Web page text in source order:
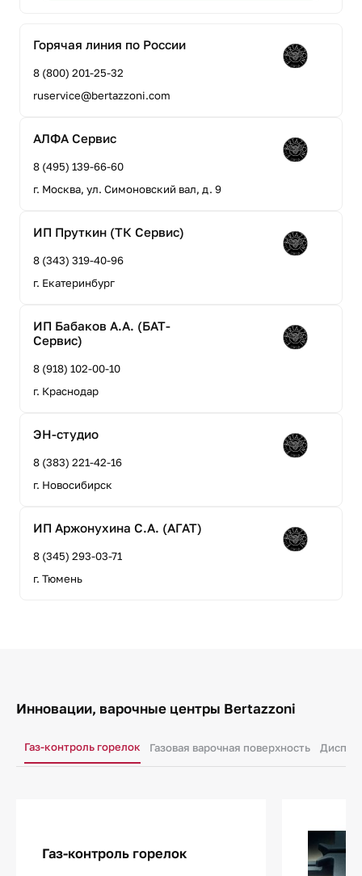
Горячая линия по России
8 (800) 201-25-32
ruservice@bertazzoni.com
АЛФА Сервис
8 (495) 139-66-60
г. Москва, ул. Симоновский вал, д. 9
ИП Пруткин (ТК Сервис)
8 (343) 319-40-96
г. Екатеринбург
ИП Бабаков А.А. (БАТ-
Сервис)
8 (918) 102-00-10
г. Краснодар
ЭН-студио
8 (383) 221-42-16
г. Новосибирск
ИП Аржонухина С.А. (АГАТ)
8 (345) 293-03-71
г. Тюмень
Инновации, варочные центры Bertazzoni
Газ-контроль горелок Газовая варочная поверхность
Газ-контроль горелок